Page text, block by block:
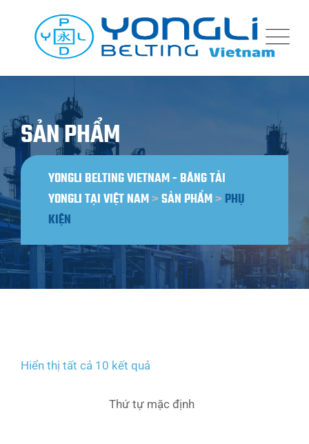
SẢN PHẨM
YONGLI BELTING VIETNAM - BĂNG TẢI
YONGLI TẠI VIỆT NAM>SẢN PHẨM>PHỤ
KIỆN
Hiển thị tất cả 10 kết quả